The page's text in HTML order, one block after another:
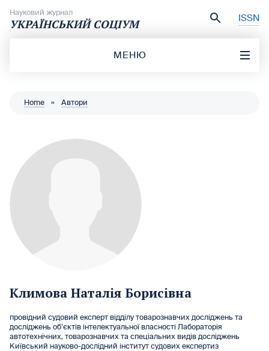
Науковий журнал
УКРАЇНСЬКИЙ СОЦІУМ ISSN
МЕНЮ
Home » Автори
Климова Наталія Борисівна
провідний судовий експерт відділу товарознавчих досліджень та
досліджень об’єктів інтелектуальної власності Лабораторія
автотехнічних, товарознавчих та спеціальних видів досліджень
Київський науково-дослідний інститут судових експертиз